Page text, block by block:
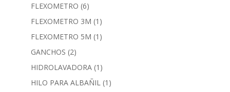
FLEXOMETRO (6)
FLEXOMETRO 3M (1)
FLEXOMETRO 5M (1)
GANCHOS (2)
HIDROLAVADORA (1)
HILO PARA ALBAÑIL (1)